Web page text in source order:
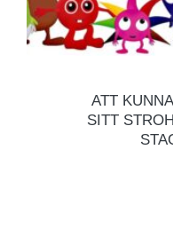
ATT
SITT